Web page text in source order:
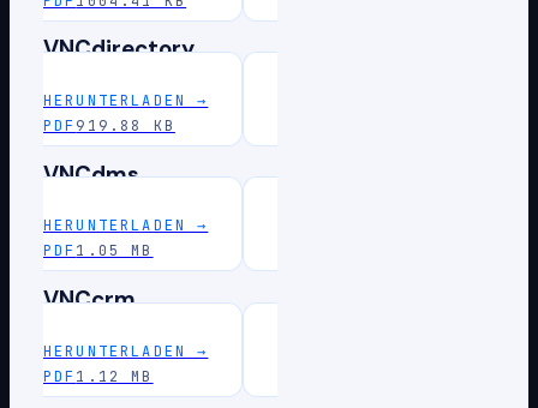
VNCdirectory
HERUNTERLADEN
→
PDF 919.88 KB
VNCdms
HERUNTERLADEN
→
PDF 1.05 MB
VNCcrm
HERUNTERLADEN
→
PDF 1.12 MB